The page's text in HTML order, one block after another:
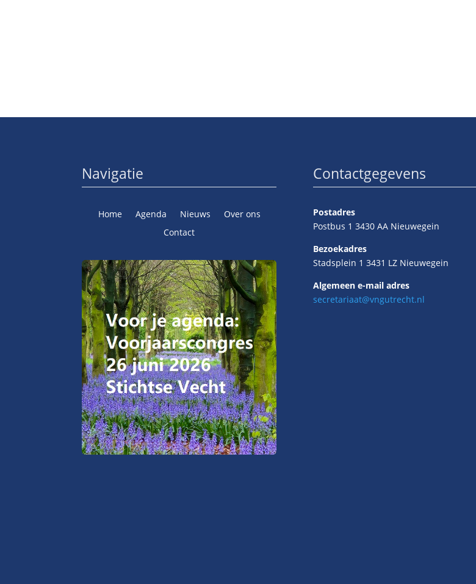
Navigatie
Home Agenda Nieuws
Over ons
Contact
Contactgegevens
Postadres
Postbus 1 3430 AA Nieuwegein
Bezoekadres
Stadsplein 1 3431 LZ Nieuwegein
Algemeen e-mail adres
secretariaat@vngutrecht.nl